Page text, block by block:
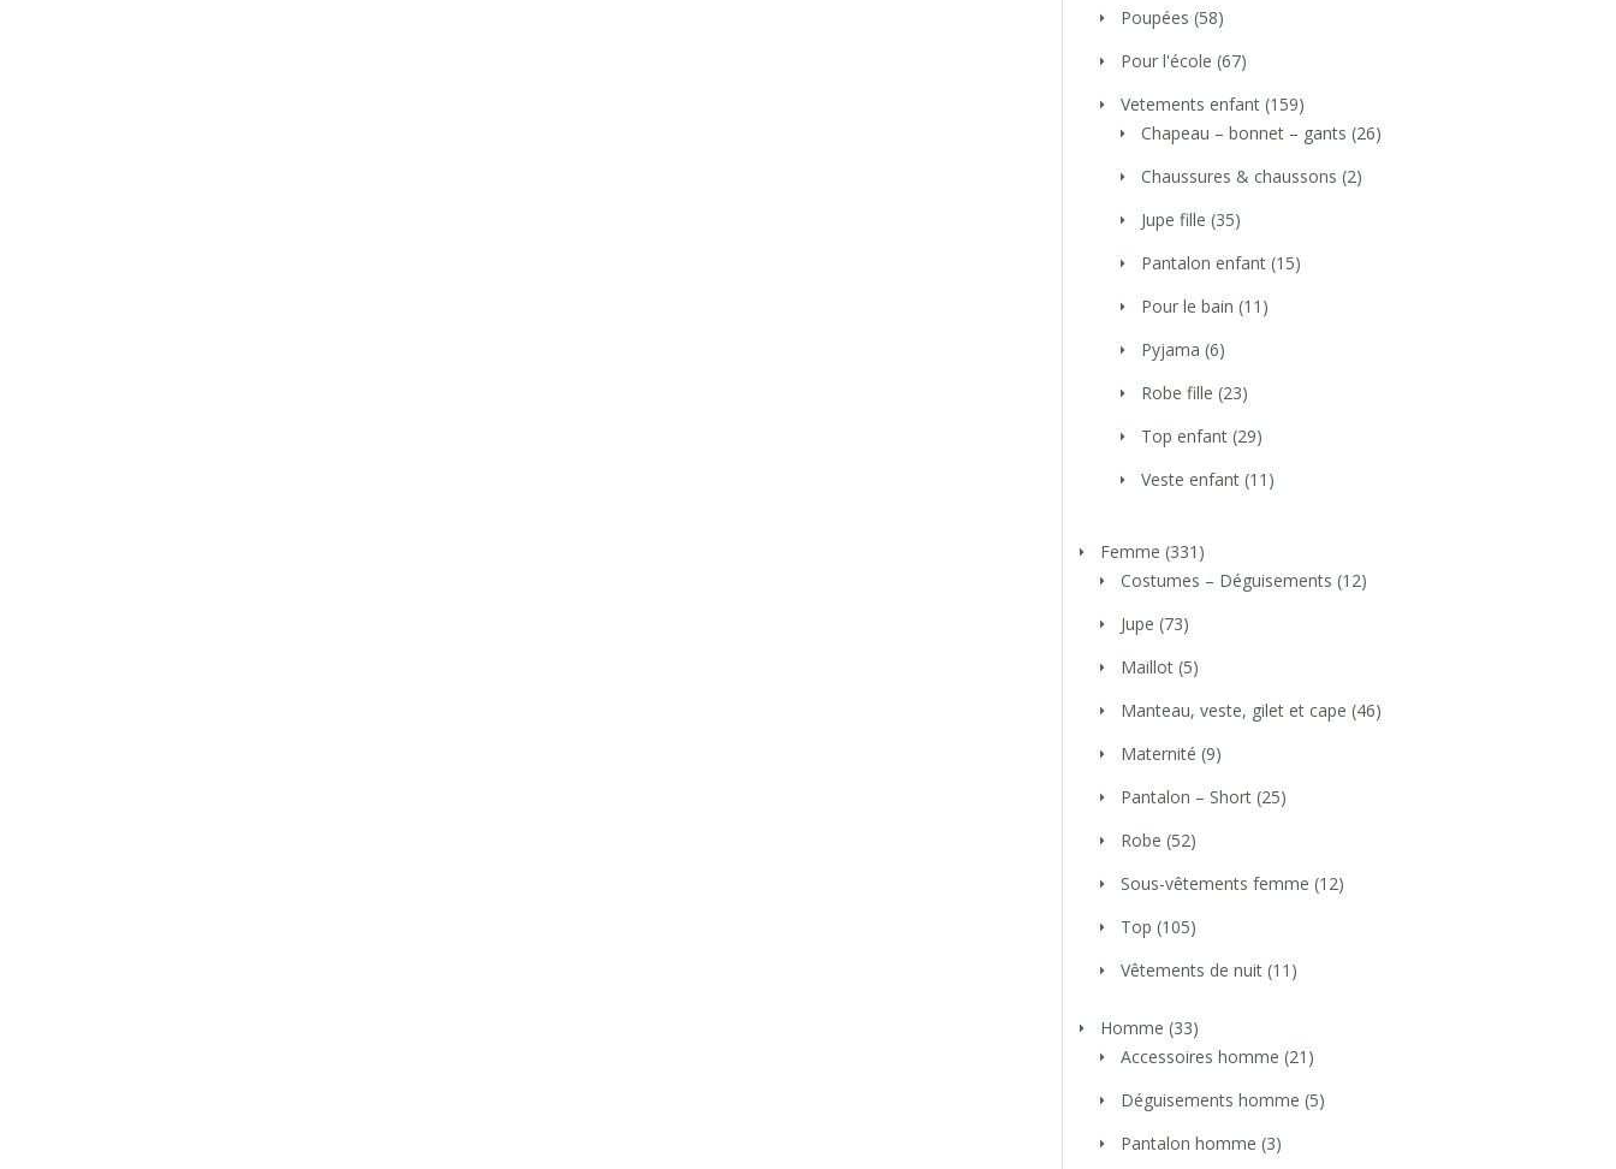
Poupées (58)
Pour l'école (67)
Vetements enfant (159)
Chapeau – bonnet – gants (26)
Chaussures & chaussons (2)
Jupe fille (35)
Pantalon enfant (15)
Pour le bain (11)
Pyjama (6)
Robe fille (23)
Top enfant (29)
Veste enfant (11)
Femme (331)
Costumes – Déguisements (12)
Jupe (73)
Maillot (5)
Manteau, veste, gilet et cape (46)
Maternité (9)
Pantalon – Short (25)
Robe (52)
Sous-vêtements femme (12)
Top (105)
Vêtements de nuit (11)
Homme (33)
Accessoires homme (21)
Déguisements homme (5)
Pantalon homme (3)